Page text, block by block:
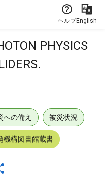
ヘルプEnglish
PHYSICS
への備え 被災状況
機構図書館蔵書